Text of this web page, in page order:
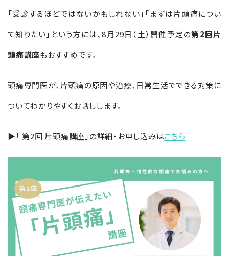
「受診するほどではないかもしれない」「まずは片頭痛につい
て知りたい」という方には、8月29日（土）開催予定の第2回片
頭痛講座もおすすめです。
頭痛専門医が、片頭痛の原因や治療、日常生活でできる対策に
ついてわかりやすくお話しします。
▶「 第2回 片頭痛講座」の詳細・お申し込みはこちら